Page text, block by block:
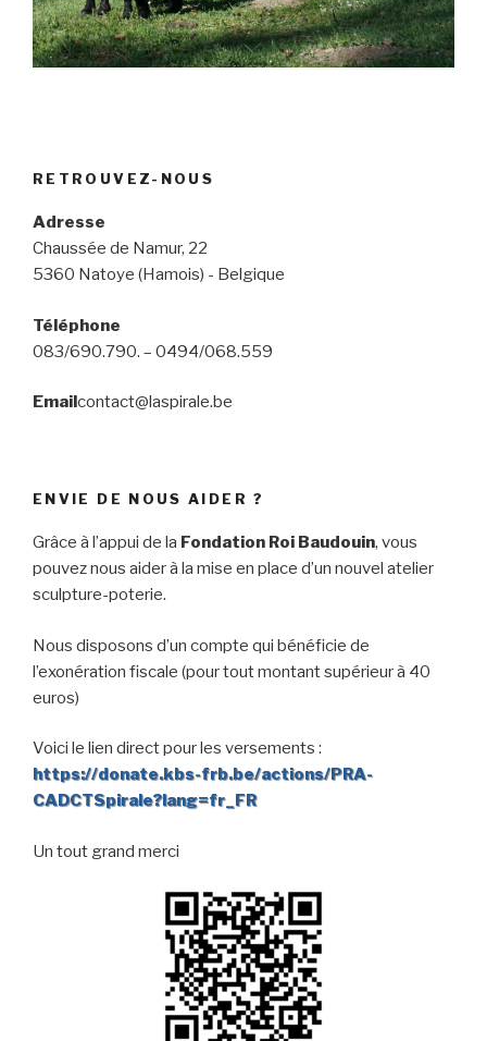
RETROUVEZ-NOUS
Adresse
Chaussée de Namur, 22
5360 Natoye (Hamois) - Belgique
Téléphone
083/690.790. – 0494/068.559
Email contact@laspirale.be
ENVIE DE NOUS AIDER ?
Grâce à l’appui de la Fondation Roi Baudouin, vous
pouvez nous aider à la mise en place d’un nouvel atelier
sculpture-poterie.
Nous disposons d’un compte qui bénéficie de
l’exonération fiscale (pour tout montant supérieur à 40
euros)
Voici le lien direct pour les versements :
https://donate.kbs-frb.be/actions/PRA-
CADCTSpirale?lang=fr_FR
Un tout grand merci